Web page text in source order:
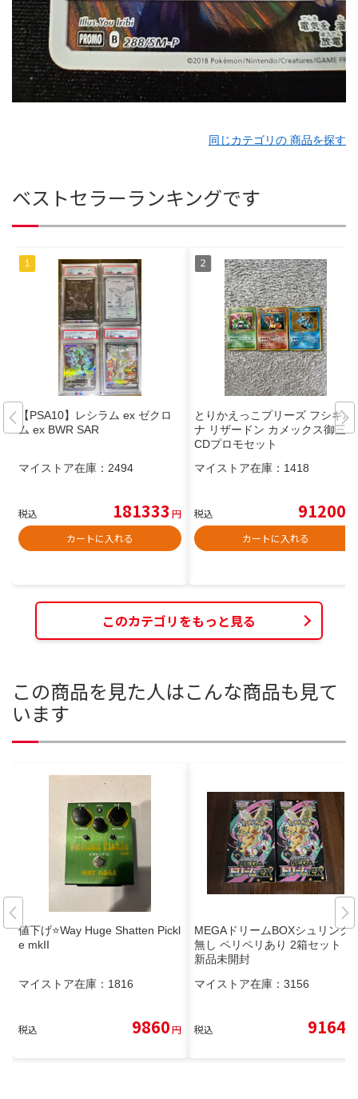
同じカテゴリの 商品を探す
ベストセラーランキングです
【PSA10】レシラム ex ゼクロ
ム ex BWR SAR
マイストア在庫： 2494
税込 181333 円
カートに入れる
とりかえっこプリーズ フシギバ
ナ リザードン カメックス御三家
CDプロモセット
マイストア在庫： 1418
税込 91200
カートに入れる
このカテゴリをもっと見る
この商品を見た人はこんな商品も見て
います
値下げ⭐️Way Huge Shatten Pickl
e mkII
マイストア在庫： 1816
税込 9860円
MEGAドリームBOXシュリンク
無し ペリペリあり 2箱セット
新品未開封
マイストア在庫： 3156
税込 9164